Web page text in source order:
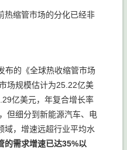
缩管市场的分化已经非
布的《全球热收缩管市场
场规模估计为25.22亿美
亿美元，年复合增长率
但细分到新能源汽车、电
域，增速远超行业平均水
的需求增速已达35%以